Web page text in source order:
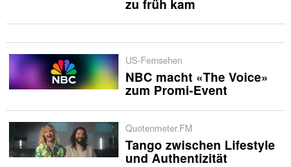
zu früh kam
US-Fernsehen
NBC macht «The Voice»
zum Promi-Event
Quotenmeter.FM
Tango zwischen Lifestyle
und Authentizität